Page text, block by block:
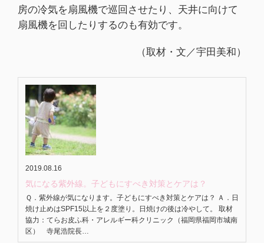
房の冷気を扇風機で巡回させたり、天井に向けて
扇風機を回したりするのも有効です。
（取材・文／宇田美和）
2019.08.16
気になる紫外線。子どもにすべき対策とケアは？
Ｑ．紫外線が気になります。子どもにすべき対策とケアは？ Ａ．日
焼け止めはSPF15以上を２度塗り。日焼けの後は冷やして。 取材
協力：てらお皮ふ科・アレルギー科クリニック（福岡県福岡市城南
区） 寺尾浩院長…